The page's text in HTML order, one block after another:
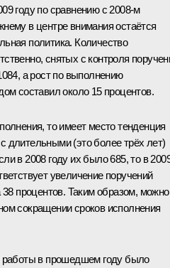
году по сравнению с 2008-м
в центре внимания остаётся
политика. Количество
снятых с контроля
а рост по выполнению
составил около 15 процентов.
то имеет место тенденция
длительными (это более трёх лет)
в 2008 году их было 685, то в
увеличение поручений
38 процентов. Таким образом, можно
сокращении сроков исполнения
работы в прошедшем году было